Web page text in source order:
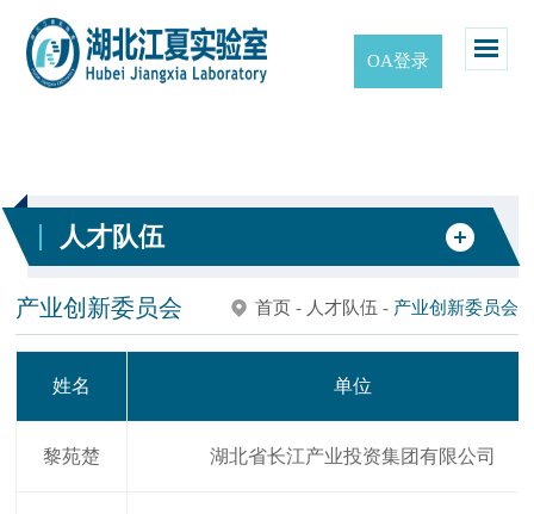
OA登录
人才队伍
产业创新委员会 首页- 人才队伍 - 产业创新委员会
姓名 单位
黎苑楚 湖北省长江产业投资集团有限公司